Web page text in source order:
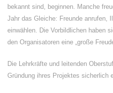
bekannt sind, beginnen. Manche
Jahr das Gleiche: Freunde anrufen,
einwählen. Die Vorbildlichen haben
den Organisatoren eine „große
Die Lehrkräfte und leitenden
Gründung ihres Projektes sicherlich